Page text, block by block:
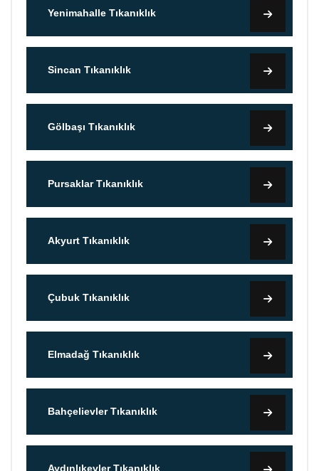
Yenimahalle Tıkanıklık
Sincan Tıkanıklık
Gölbaşı Tıkanıklık
Pursaklar Tıkanıklık
Akyurt Tıkanıklık
Çubuk Tıkanıklık
Elmadağ Tıkanıklık
Bahçelievler Tıkanıklık
Aydınlıkevler Tıkanıklık